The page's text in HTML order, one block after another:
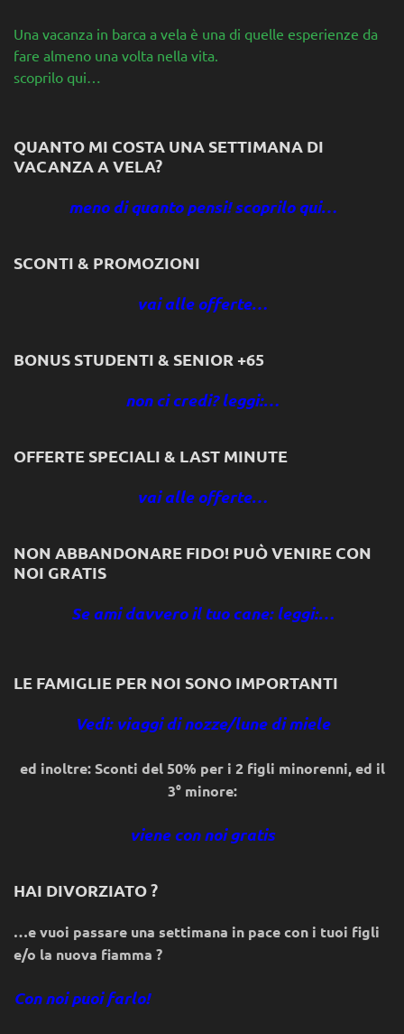
Una vacanza in barca a vela è una di quelle esperienze da
fare almeno una volta nella vita.
scoprilo qui…
QUANTO MI COSTA UNA SETTIMANA DI
VACANZA A VELA?
meno di quanto pensi! scoprilo qui…
SCONTI & PROMOZIONI
vai alle offerte…
BONUS STUDENTI & SENIOR +65
non ci credi? leggi:…
OFFERTE SPECIALI & LAST MINUTE
vai alle offerte…
NON ABBANDONARE FIDO! PUÒ VENIRE CON
NOI GRATIS
Se ami davvero il tuo cane: leggi:…
LE FAMIGLIE PER NOI SONO IMPORTANTI
Vedi: viaggi di nozze/lune di miele
ed inoltre: Sconti del 50% per i 2 figli minorenni, ed il
3° minore:
viene con noi gratis
HAI DIVORZIATO ?
…e vuoi passare una settimana in pace con i tuoi figli
e/o la nuova fiamma ?
Con noi puoi farlo!